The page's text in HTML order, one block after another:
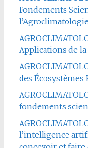
Fondements
Applications de
des Écosystèmes
fondements
l’intelligence